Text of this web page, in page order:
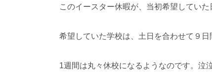
このイースター休暇が、当初希望していた
希望していた学校は、土日を合わせて９日
1週間は丸々休校になるようなのです。泣